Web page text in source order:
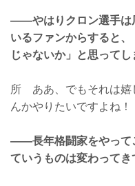
——やはりクロン選手は
いるファンからすると
じゃないか」と思ってし
所 ああ、でもそれは
んかやりたいですよね！
——長年格闘家をやって
ていうものは変わってき